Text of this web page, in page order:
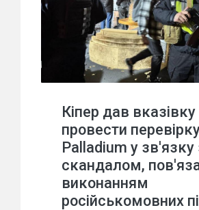
Кіпер дав вказівку
провести
Palladium у зв'язку
скандалом,
виконанням
російськомовних